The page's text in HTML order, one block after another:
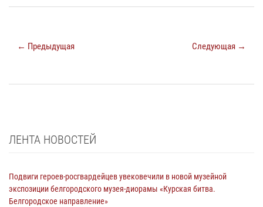
← Предыдущая Следующая →
ЛЕНТА НОВОСТЕЙ
Подвиги героев‑росгвардейцев увековечили в новой музейной
экспозиции белгородского музея‑диорамы «Курская битва.
Белгородское направление»